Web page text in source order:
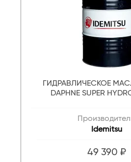
ГИДРАВЛИЧЕСКОЕ
DAPHNE SUPER
Idemitsu
49 390 ₽